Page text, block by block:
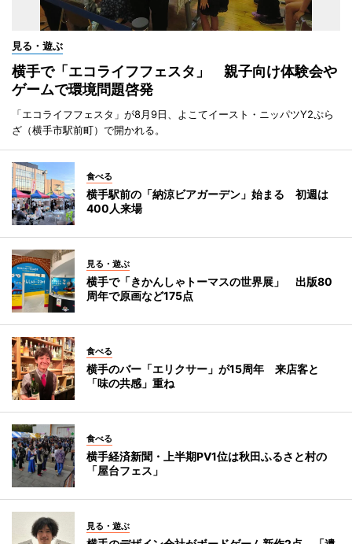
見る・遊ぶ
横手で「エコライフフェスタ」 親子向け体験会や
ゲームで環境問題啓発
「エコライフフェスタ」が8月9日、よこてイースト・ニッパツY2ぷら
ざ（横手市駅前町）で開かれる。
食べる
横手駅前の「納涼ビアガーデン」始まる 初週は
400人来場
見る・遊ぶ
横手で「きかんしゃトーマスの世界展」 出版80
周年で原画など175点
食べる
横手のバー「エリクサー」が15周年 来店客と
「味の共感」重ね
食べる
横手経済新聞・上半期PV1位は秋田ふるさと村の
「屋台フェス」
見る・遊ぶ